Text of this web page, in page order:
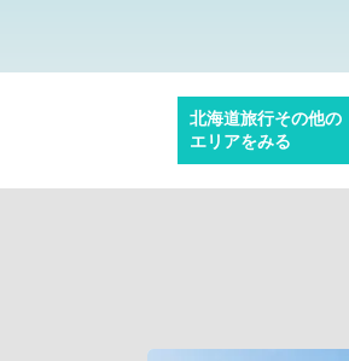
北海道旅行その他の
エリアをみる